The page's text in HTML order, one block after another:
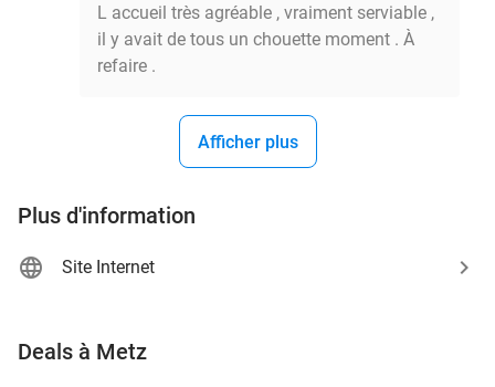
L accueil très agréable , vraiment serviable ,
il y avait de tous un chouette moment . À
refaire .
Afficher plus
Plus d'information
Site Internet
Deals à Metz